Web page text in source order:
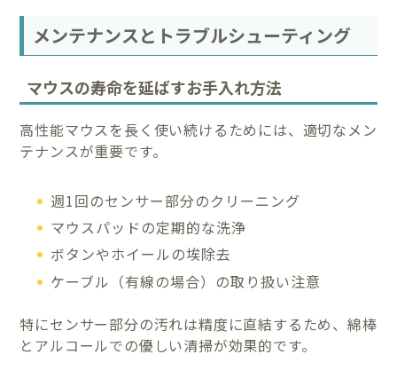
メンテナンスとトラブルシューティング
マウスの寿命を延ばすお手入れ方法
高性能マウスを長く使い続けるためには、適切なメン
テナンスが重要です。
週1回のセンサー部分のクリーニング
マウスパッドの定期的な洗浄
ボタンやホイールの埃除去
ケーブル（有線の場合）の取り扱い注意
特にセンサー部分の汚れは精度に直結するため、綿棒
とアルコールでの優しい清掃が効果的です。